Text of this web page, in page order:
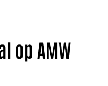
op AMW